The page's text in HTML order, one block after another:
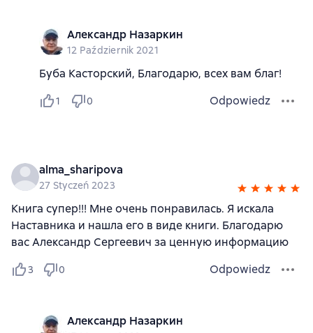
Александр Назаркин
12 Październik 2021
Буба Касторский, Благодарю, всех вам благ!
1 0 Odpowiedz
alma_sharipova
27 Styczeń 2023
Книга супер!!! Мне очень понравилась. Я искала
Наставника и нашла его в виде книги. Благодарю
вас Александр Сергеевич за ценную информацию
3 0 Odpowiedz
Александр Назаркин